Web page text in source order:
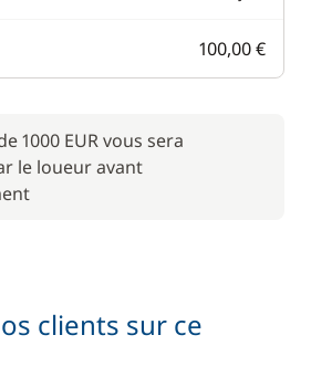
100,00 €
1000 EUR vous sera
le loueur avant
clients sur ce